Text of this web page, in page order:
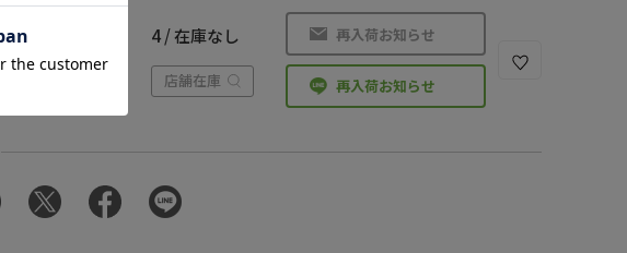
4 / 在庫なし
店舗在庫
再入荷お知らせ
再入荷お知らせ